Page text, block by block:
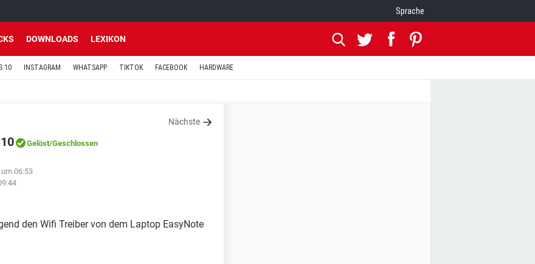
Sprache
DOWNLOADS LEXIKON
10 INSTAGRAM WHATSAPP TIKTOK FACEBOOK HARDWARE
Nächste
Gelöst/Geschlossen
06:53
den Wifi Treiber von dem Laptop EasyNote